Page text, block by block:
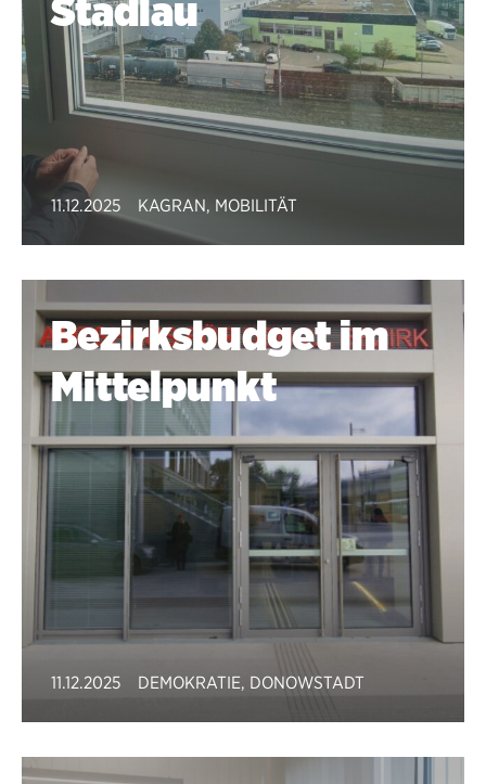
11.12.2025 KAGRAN, MOBILITÄT
Bezirksbudget im
Mittelpunkt
11.12.2025 DEMOKRATIE, DONOWSTADT